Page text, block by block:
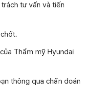
tư vấn và tiến
Thẩm mỹ Hyundai
thông qua chẩn đoán